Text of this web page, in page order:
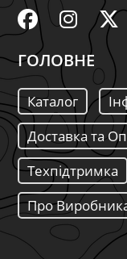
ГОЛОВНЕ
Каталог
Доставка та
Техпідтримка
Про